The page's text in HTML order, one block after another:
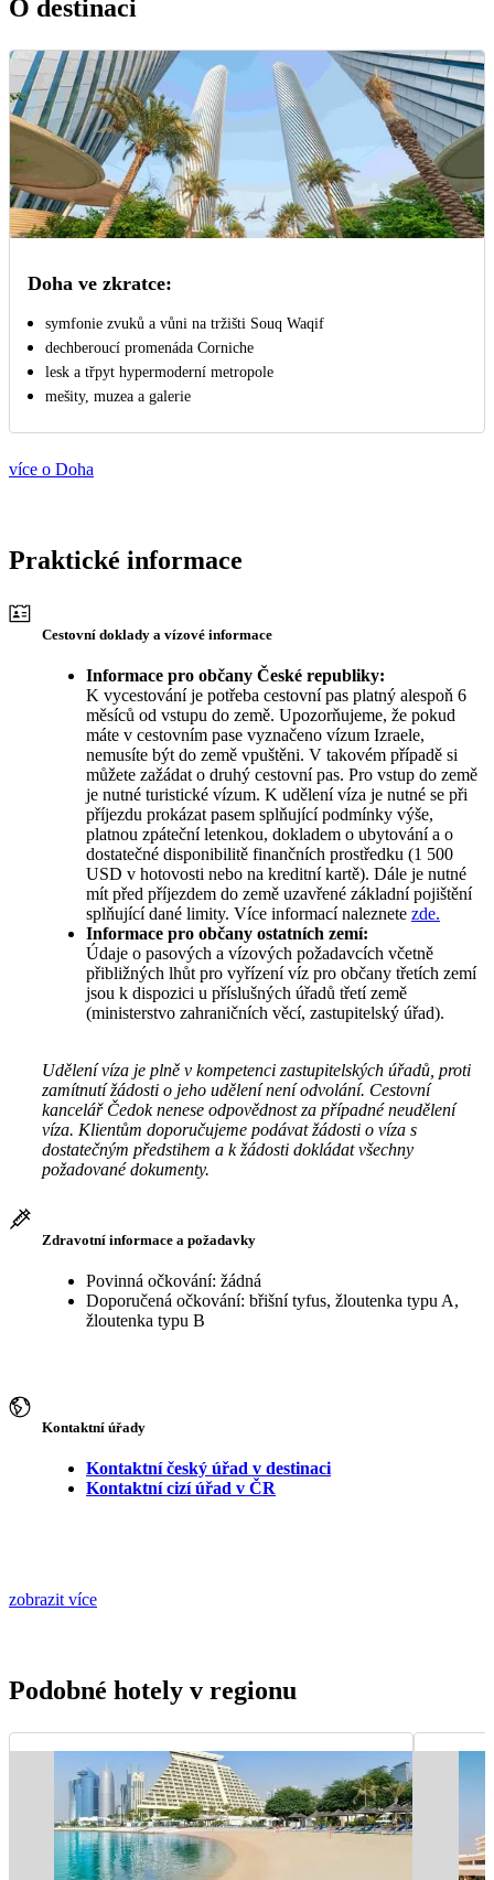
O destinaci
Doha ve zkratce:
symfonie zvuků a vůni na tržišti Souq Waqif
dechberoucí promenáda Corniche
lesk a třpyt hypermoderní metropole
mešity, muzea a galerie
více o Doha
Praktické informace
Cestovní doklady a vízové informace
Informace pro občany České republiky:
K vycestování je potřeba cestovní pas platný alespoň 6
měsíců od vstupu do země. Upozorňujeme, že pokud
máte v cestovním pase vyznačeno vízum Izraele,
nemusíte být do země vpuštěni. V takovém případě si
můžete zažádat o druhý cestovní pas. Pro vstup do země
je nutné turistické vízum. K udělení víza je nutné se při
příjezdu prokázat pasem splňující podmínky výše,
platnou zpáteční letenkou, dokladem o ubytování a o
dostatečné disponibilitě finančních prostředku (1 500
USD v hotovosti nebo na kreditní kartě). Dále je nutné
mít před příjezdem do země uzavřené základní pojištění
splňující dané limity. Více informací naleznete zde.
Informace pro občany ostatních zemí:
Údaje o pasových a vízových požadavcích včetně
přibližných lhůt pro vyřízení víz pro občany třetích zemí
jsou k dispozici u příslušných úřadů třetí země
(ministerstvo zahraničních věcí, zastupitelský úřad).
Udělení víza je plně v kompetenci zastupitelských úřadů, proti
zamítnutí žádosti o jeho udělení není odvolání. Cestovní
kancelář Čedok nenese odpovědnost za případné neudělení
víza. Klientům doporučujeme podávat žádosti o víza s
dostatečným předstihem a k žádosti dokládat všechny
požadované dokumenty.
Zdravotní informace a požadavky
Povinná očkování: žádná
Doporučená očkování: břišní tyfus, žloutenka typu A,
žloutenka typu B
Kontaktní úřady
Kontaktní český úřad v destinaci
Kontaktní cizí úřad v ČR
zobrazit více
Podobné hotely v regionu